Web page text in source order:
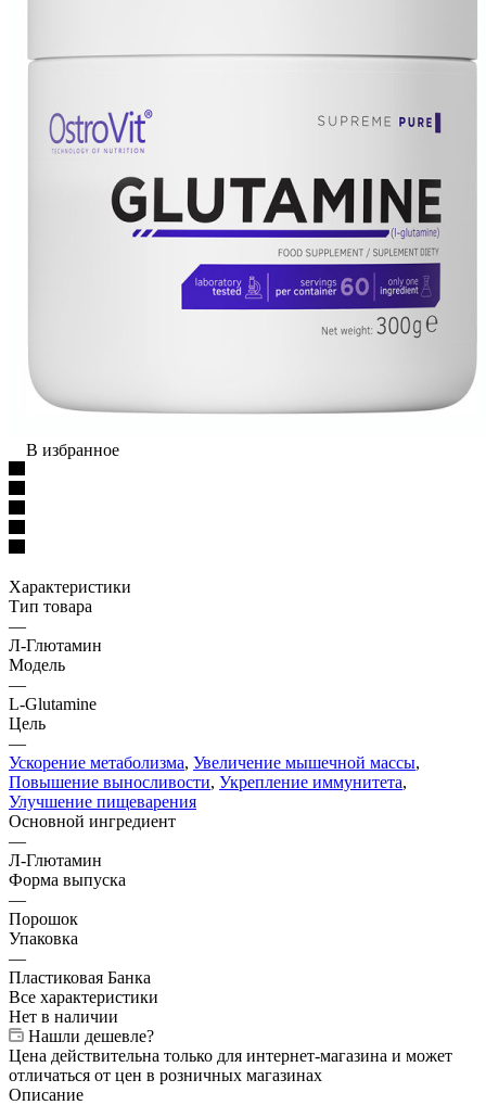
В избранное
Характеристики
Тип товара
—
Л-Глютамин
Модель
—
L-Glutamine
Цель
—
Ускорение метаболизма, Увеличение мышечной массы,
Повышение выносливости, Укрепление иммунитета,
Улучшение пищеварения
Основной ингредиент
—
Л-Глютамин
Форма выпуска
—
Порошок
Упаковка
—
Пластиковая Банка
Все характеристики
Нет в наличии
Нашли дешевле?
Цена действительна только для интернет-магазина и может
отличаться от цен в розничных магазинах
Описание